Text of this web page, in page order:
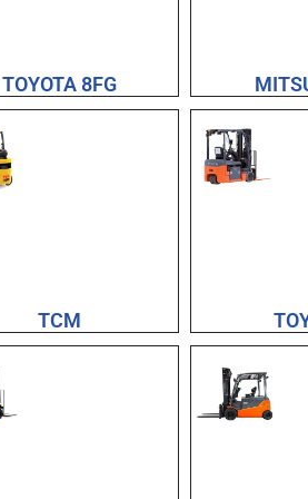
TOYOTA 8FG
TCM